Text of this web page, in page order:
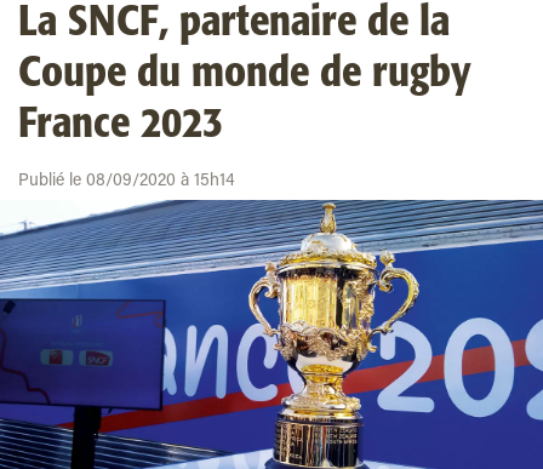
La SNCF, partenaire de la
Coupe du monde de rugby
France 2023
Publié le 08/09/2020 à 15h14